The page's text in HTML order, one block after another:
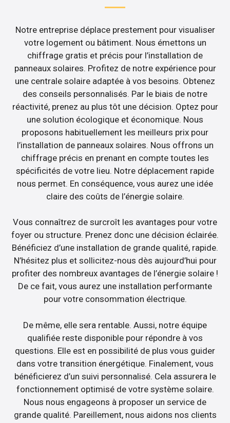
Notre entreprise déplace prestement pour visualiser
votre logement ou bâtiment. Nous émettons un
chiffrage gratis et précis pour l’installation de
panneaux solaires. Profitez de notre expérience pour
une centrale solaire adaptée à vos besoins. Obtenez
des conseils personnalisés. Par le biais de notre
réactivité, prenez au plus tôt une décision. Optez pour
une solution écologique et économique. Nous
proposons habituellement les meilleurs prix pour
l’installation de panneaux solaires. Nous offrons un
chiffrage précis en prenant en compte toutes les
spécificités de votre lieu. Notre déplacement rapide
nous permet. En conséquence, vous aurez une idée
claire des coûts de l’énergie solaire.
Vous connaîtrez de surcroît les avantages pour votre
foyer ou structure. Prenez donc une décision éclairée.
Bénéficiez d’une installation de grande qualité, rapide.
N’hésitez plus et sollicitez-nous dès aujourd’hui pour
profiter des nombreux avantages de l’énergie solaire !
De ce fait, vous aurez une installation performante
pour votre consommation électrique.
De même, elle sera rentable. Aussi, notre équipe
qualifiée reste disponible pour répondre à vos
questions. Elle est en possibilité de plus vous guider
dans votre transition énergétique. Finalement, vous
bénéficierez d’un suivi personnalisé. Cela assurera le
fonctionnement optimisé de votre système solaire.
Nous nous engageons à proposer un service de
grande qualité. Pareillement, nous aidons nos clients